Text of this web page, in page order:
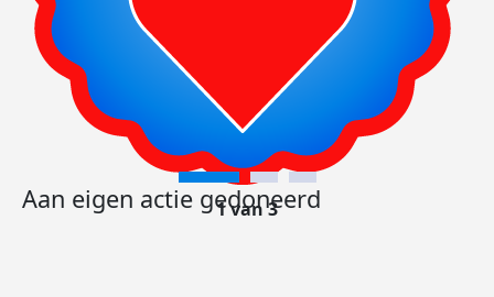
Aan eigen actie gedoneerd
1 van 3